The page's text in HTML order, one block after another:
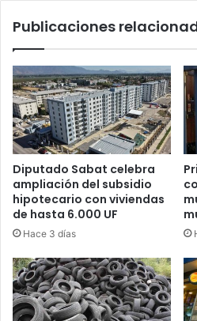
legal
Publicaciones
Diputado Sabat celebra
ampliación del subsidio
hipotecario con viviendas
de hasta 6.000 UF
Hace 3 días